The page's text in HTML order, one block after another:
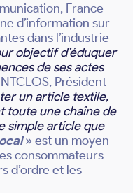
France
d’information sur
dans l’industrie
objectif d’éduquer
de ses actes
Président
un article textile,
toute une chaîne de
simple article que
» est un moyen
consommateurs
d’ordre et les